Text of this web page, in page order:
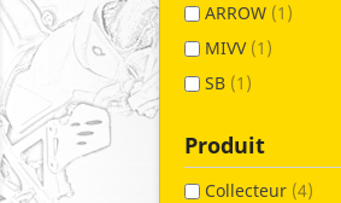
ARROW (1)
MIVV (1)
SB (1)
Produit
Collecteur (4)